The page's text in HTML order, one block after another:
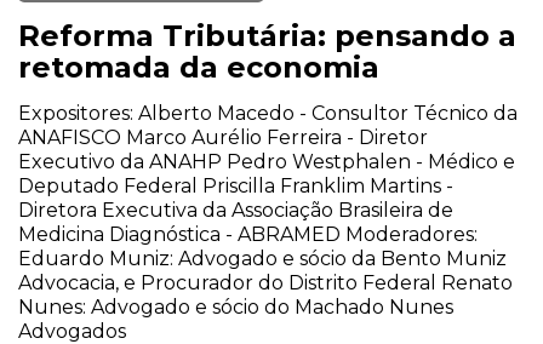
Reforma Tributária: pensando a
retomada da economia
Expositores: Alberto Macedo - Consultor Técnico da
ANAFISCO Marco Aurélio Ferreira - Diretor
Executivo da ANAHP Pedro Westphalen - Médico e
Deputado Federal Priscilla Franklim Martins -
Diretora Executiva da Associação Brasileira de
Medicina Diagnóstica - ABRAMED Moderadores:
Eduardo Muniz: Advogado e sócio da Bento Muniz
Advocacia, e Procurador do Distrito Federal Renato
Nunes: Advogado e sócio do Machado Nunes
Advogados